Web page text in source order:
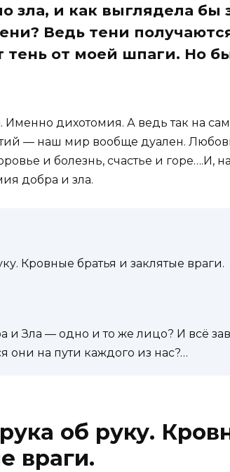
зла, и как выглядела бы
Ведь тени
от моей шпаги. Но
Именно дихотомия. А ведь так на
— наш мир вообще дуален.
и болезнь, счастье и горе….И,
добра и зла.
Кровные братья и заклятые враги.
и Зла — одно и то же лицо? И всё
они на пути каждого из нас?…
об руку.
враги.